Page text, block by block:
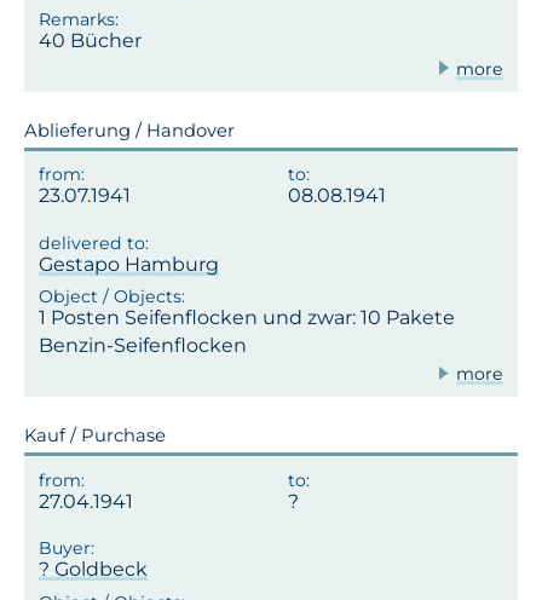
40 Bücher
more
Ablieferung / Handover
23.07.1941 08.08.1941
Gestapo Hamburg
1 Posten Seifenflocken und zwar: 10 Pakete
Benzin-Seifenflocken
more
Kauf / Purchase
27.04.1941
? Goldbeck